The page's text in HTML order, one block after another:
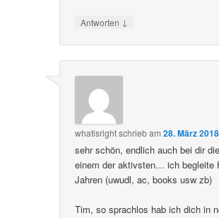
Antworten ↓
whatisrightschriebam28. März
sehr schön, endlich auch bei dir
einem der aktivsten… ich begleite
Jahren (uwudl, ac, books usw zb)
Tim, so sprachlos hab ich dich in